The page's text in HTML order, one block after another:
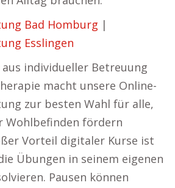
Bad Homburg |
Esslingen
individueller Betreuung
macht unsere Online-
zur besten Wahl für alle,
Wohlbefinden fördern
Vorteil digitaler Kurse ist
Übungen in seinem eigenen
Pausen können